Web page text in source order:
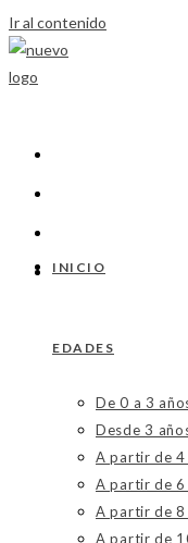
Ir al contenido
INICIO
EDADES
De 0 a 3
Desde 3
A partir de 4
A partir de 6
A partir de 8
A partir de